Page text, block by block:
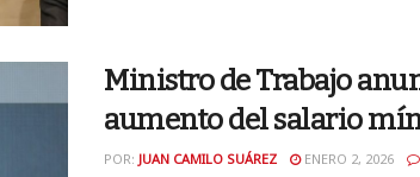
Ministro de Trabajo
aumento del salario
POR: JUAN CAMILO SUÁREZ ENERO 2, 2026